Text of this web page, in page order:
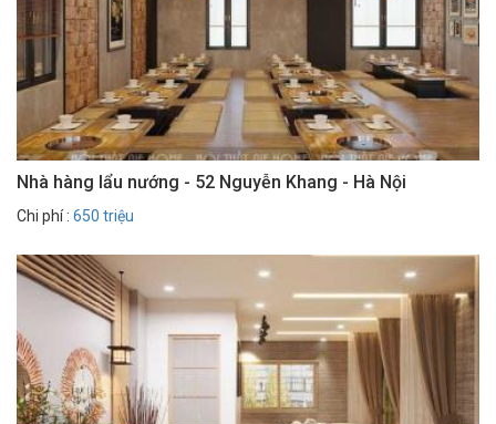
Nhà hàng lẩu nướng - 52 Nguyễn Khang - Hà Nội
Chi phí : 650 triệu